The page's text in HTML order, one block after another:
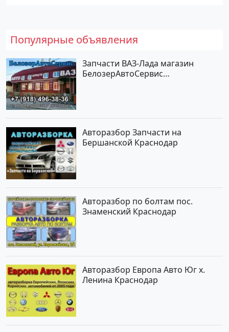
Популярные объявления
Запчасти ВАЗ-Лада магазин
БелозерАвтоСервис
Авторазбор Запчасти на
Бершанской Краснодар
Авторазбор по болтам пос.
Знаменский Краснодар
Авторазбор Европа Авто Юг х.
Ленина Краснодар